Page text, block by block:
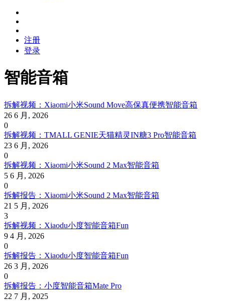
注册
登录
智能音箱
拆解视频：Xiaomi小米Sound Move高保真便携智能音箱
26 6 月, 2026
0
拆解视频：TMALL GENIE天猫精灵IN糖3 Pro智能音箱
23 6 月, 2026
0
拆解视频：Xiaomi小米Sound 2 Max智能音箱
5 6 月, 2026
0
拆解报告：Xiaomi小米Sound 2 Max智能音箱
21 5 月, 2026
3
拆解视频：Xiaodu小度智能音箱Fun
9 4 月, 2026
0
拆解报告：Xiaodu小度智能音箱Fun
26 3 月, 2026
0
拆解报告：小度智能音箱Mate Pro
22 7 月, 2025